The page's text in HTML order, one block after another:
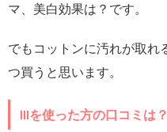
マ、美白効果は？です。
でもコットンに汚れが取れ
つ買うと思います。
IIIを使った方の口コミは？